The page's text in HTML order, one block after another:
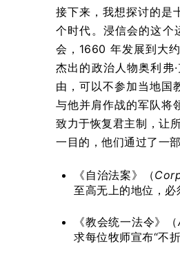
接下来，我想探讨的是
个时代。浸信会的这个
会，1660 年发展到大
杰出的政治人物奥利弗
由，可以不参加当地国
与他并肩作战的军队将
致力于恢复君主制，让
一目的，他们通过了一
《自治法案》（
至高无上的地位，
《教会统一法令》（
求每位牧师宣布“不